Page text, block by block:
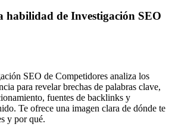
habilidad de Investigación SEO
SEO de Competidores analiza los
para revelar brechas de palabras clave,
fuentes de backlinks y
Te ofrece una imagen clara de dónde te
y por qué.